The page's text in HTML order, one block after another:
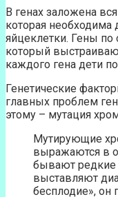
В генах заложена
которая необходима
яйцеклетки. Гены по
который
каждого гена дети
Генетические
главных проблем
этому – мутация
Мутирующие
выражаются в
бывают редкие
выставляют
бесплодие», он